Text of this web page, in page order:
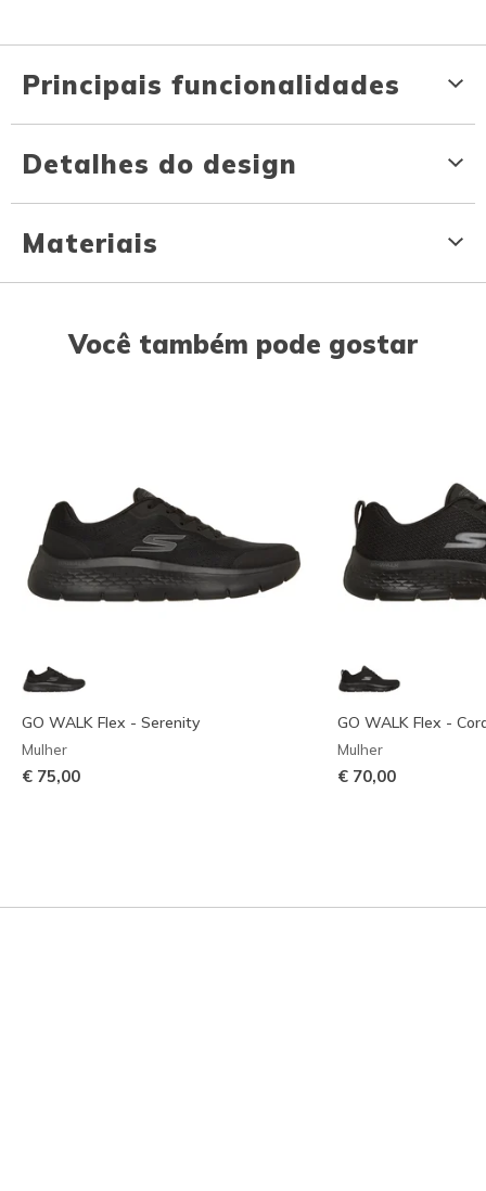
Principais funcionalidades
Detalhes do design
Materiais
Você também pode gostar
GO WALK Flex - Serenity
Mulher
€ 75,00
GO WALK Flex -
Mulher
€ 70,00